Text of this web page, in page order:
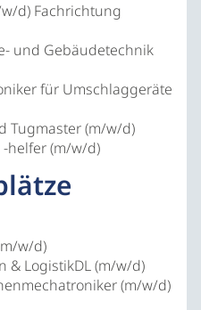
d) Fachrichtung
und Gebäudetechnik
für Umschlaggeräte
Tugmaster (m/w/d)
helfer (m/w/d)
w/d)
& LogistikDL (m/w/d)
(m/w/d)